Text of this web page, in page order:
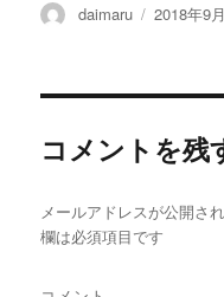
投
daimaru
投
2018年9
コメントを残
メールアドレスが公開さ
欄は必須項目です